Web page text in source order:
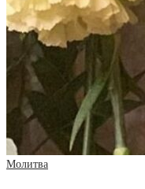
Молитва